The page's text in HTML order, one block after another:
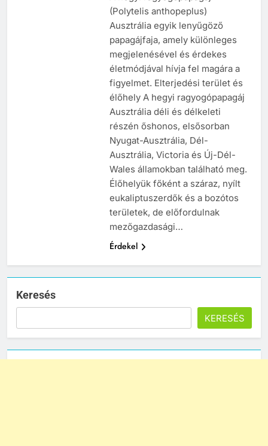
(Polytelis anthopeplus)
Ausztrália egyik lenyűgöző
papagájfaja, amely különleges
megjelenésével és érdekes
életmódjával hívja fel magára a
figyelmet. Elterjedési terület és
élőhely A hegyi ragyogópapagáj
Ausztrália déli és délkeleti
részén őshonos, elsősorban
Nyugat-Ausztrália, Dél-
Ausztrália, Victoria és Új-Dél-
Wales államokban található meg.
Élőhelyük főként a száraz, nyílt
eukaliptuszerdők és a bozótos
területek, de előfordulnak
mezőgazdasági…
Érdekel
Keresés
KERESÉS